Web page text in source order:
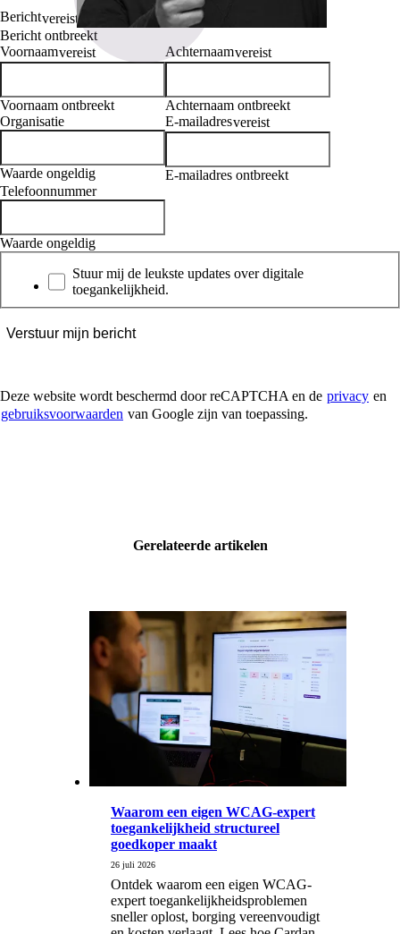
Berichtvereist
Bericht ontbreekt
Voornaamvereist
Voornaam ontbreekt
Achternaamvereist
Achternaam ontbreekt
Organisatie
Waarde ongeldig
E-mailadresvereist
E-mailadres ontbreekt
Telefoonnummer
Waarde ongeldig
Nieuwsbrief
Stuur mij de leukste updates over digitale
toegankelijkheid.
Verstuur mijn bericht
Deze website wordt beschermd door reCAPTCHA en de privacy en
gebruiksvoorwaarden van Google zijn van toepassing.
Gerelateerde artikelen
Waarom een eigen WCAG-expert
toegankelijkheid structureel
goedkoper maakt
26 juli 2026
Ontdek waarom een eigen WCAG-
expert toegankelijkheidsproblemen
sneller oplost, borging vereenvoudigt